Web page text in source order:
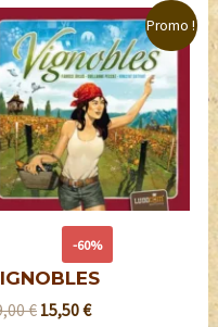
Promo !
-60%
€ 15,50€